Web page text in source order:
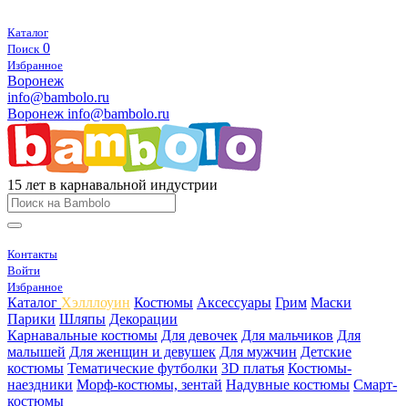
Каталог
Поиск 0
Избранное
Воронеж
info@bambolo.ru
Воронеж info@bambolo.ru
15 лет в карнавальной индустрии
Контакты
Войти
Избранное
Каталог Хэлллоуин Костюмы Аксессуары Грим Маски
Парики Шляпы Декорации
Карнавальные костюмы Для девочек Для мальчиков Для
малышей Для женщин и девушек Для мужчин Детские
костюмы Тематические футболки 3D платья Костюмы-
наездники Морф-костюмы, зентай Надувные костюмы Смарт-
костюмы